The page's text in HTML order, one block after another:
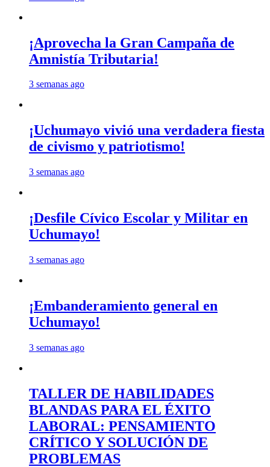
¡Aprovecha la Gran Campaña de
Amnistía Tributaria!
3 semanas ago
¡Uchumayo vivió una verdadera fiesta
de civismo y patriotismo!
3 semanas ago
¡Desfile Cívico Escolar y Militar en
Uchumayo!
3 semanas ago
¡Embanderamiento general en
Uchumayo!
3 semanas ago
TALLER DE HABILIDADES
BLANDAS PARA EL ÉXITO
LABORAL: PENSAMIENTO
CRÍTICO Y SOLUCIÓN DE
PROBLEMAS